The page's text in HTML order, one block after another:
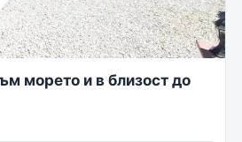
морето и в близост до